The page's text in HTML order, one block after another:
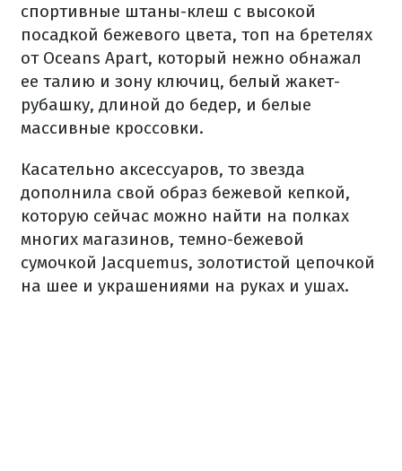
спортивные штаны-клеш с высокой
посадкой бежевого цвета, топ на бретелях
от Oceans Apart, который нежно обнажал
ее талию и зону ключиц, белый жакет-
рубашку, длиной до бедер, и белые
массивные кроссовки.
Касательно аксессуаров, то звезда
дополнила свой образ бежевой кепкой,
которую сейчас можно найти на полках
многих магазинов, темно-бежевой
сумочкой Jacquemus, золотистой цепочкой
на шее и украшениями на руках и ушах.